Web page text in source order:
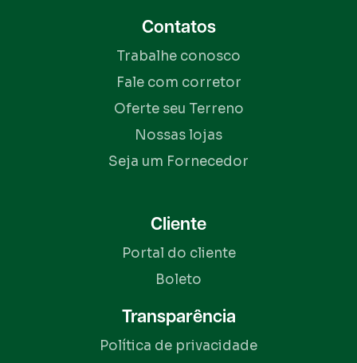
Contatos
Trabalhe conosco
Fale com corretor
Oferte seu Terreno
Nossas lojas
Seja um Fornecedor
Cliente
Portal do cliente
Boleto
Transparência
Política de privacidade